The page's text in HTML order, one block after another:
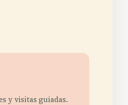
y visitas guiadas.